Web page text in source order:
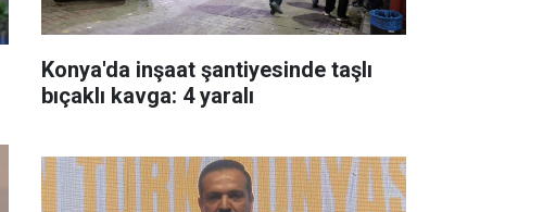
Konya'da inşaat şantiyesinde taşlı
bıçaklı kavga: 4 yaralı